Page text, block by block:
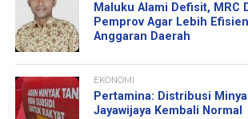
Maluku Alami Defisit, MRC
Pemprov Agar Lebih
Anggaran Daerah
EKONOMI
Pertamina: Distribusi
Jayawijaya Kembali Normal